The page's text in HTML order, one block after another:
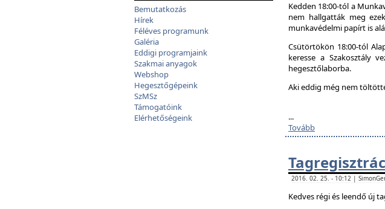
Bemutatkozás
Hírek
Féléves programunk
Galéria
Eddigi programjaink
Szakmai anyagok
Webshop
Hegesztőgépeink
SzMSz
Támogatóink
Elérhetőségeink
Kedden 18:00-tól a
nem hallgatták meg
munkavédelmi papírt is
Csütörtökön 18:00-tól
keresse a Szakosztály
hegesztőlaborba.
Aki eddig még nem
...
Tovább
2016. 02. 25. - 10:12 |
Kedves régi és leendő új